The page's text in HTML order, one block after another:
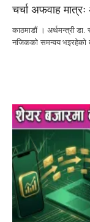
चर्चा अफवाह मात्रः
काठमाडौं । अर्थमन्त्री डा.
नजिकको समन्वय भइरहेको